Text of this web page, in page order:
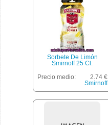
Sorbete De Limón
Smirnoff 25 Cl.
Precio medio:
2.74 €
Smirnoff